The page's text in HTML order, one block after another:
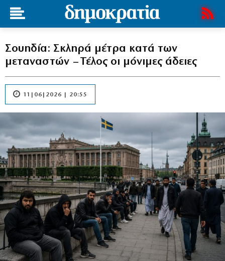
Σουηδία: Σκληρά μέτρα κατά των
μεταναστών – Τέλος οι μόνιμες άδειες
11|06|2026 | 20:55